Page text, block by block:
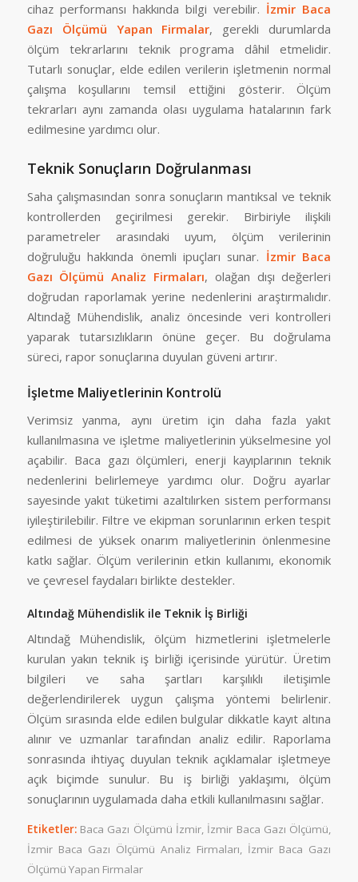
cihaz performansı hakkında bilgi verebilir. İzmir Baca
Gazı Ölçümü Yapan Firmalar, gerekli durumlarda
ölçüm tekrarlarını teknik programa dâhil etmelidir.
Tutarlı sonuçlar, elde edilen verilerin işletmenin normal
çalışma koşullarını temsil ettiğini gösterir. Ölçüm
tekrarları aynı zamanda olası uygulama hatalarının fark
edilmesine yardımcı olur.
Teknik Sonuçların Doğrulanması
Saha çalışmasından sonra sonuçların mantıksal ve teknik
kontrollerden geçirilmesi gerekir. Birbiriyle ilişkili
parametreler arasındaki uyum, ölçüm verilerinin
doğruluğu hakkında önemli ipuçları sunar. İzmir Baca
Gazı Ölçümü Analiz Firmaları, olağan dışı değerleri
doğrudan raporlamak yerine nedenlerini araştırmalıdır.
Altındağ Mühendislik, analiz öncesinde veri kontrolleri
yaparak tutarsızlıkların önüne geçer. Bu doğrulama
süreci, rapor sonuçlarına duyulan güveni artırır.
İşletme Maliyetlerinin Kontrolü
Verimsiz yanma, aynı üretim için daha fazla yakıt
kullanılmasına ve işletme maliyetlerinin yükselmesine yol
açabilir. Baca gazı ölçümleri, enerji kayıplarının teknik
nedenlerini belirlemeye yardımcı olur. Doğru ayarlar
sayesinde yakıt tüketimi azaltılırken sistem performansı
iyileştirilebilir. Filtre ve ekipman sorunlarının erken tespit
edilmesi de yüksek onarım maliyetlerinin önlenmesine
katkı sağlar. Ölçüm verilerinin etkin kullanımı, ekonomik
ve çevresel faydaları birlikte destekler.
Altındağ Mühendislik ile Teknik İş Birliği
Altındağ Mühendislik, ölçüm hizmetlerini işletmelerle
kurulan yakın teknik iş birliği içerisinde yürütür. Üretim
bilgileri ve saha şartları karşılıklı iletişimle
değerlendirilerek uygun çalışma yöntemi belirlenir.
Ölçüm sırasında elde edilen bulgular dikkatle kayıt altına
alınır ve uzmanlar tarafından analiz edilir. Raporlama
sonrasında ihtiyaç duyulan teknik açıklamalar işletmeye
açık biçimde sunulur. Bu iş birliği yaklaşımı, ölçüm
sonuçlarının uygulamada daha etkili kullanılmasını sağlar.
Etiketler: Baca Gazı Ölçümü İzmir, İzmir Baca Gazı Ölçümü,
İzmir Baca Gazı Ölçümü Analiz Firmaları, İzmir Baca Gazı
Ölçümü Yapan Firmalar